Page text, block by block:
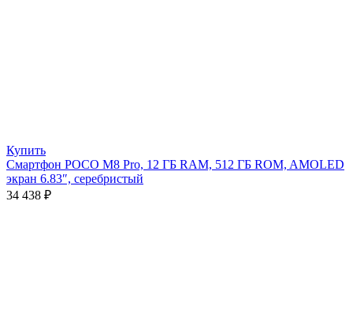
Купить
Смартфон POCO M8 Pro, 12 ГБ RAM, 512 ГБ ROM, AMOLED
экран 6.83″, серебристый
34 438 ₽